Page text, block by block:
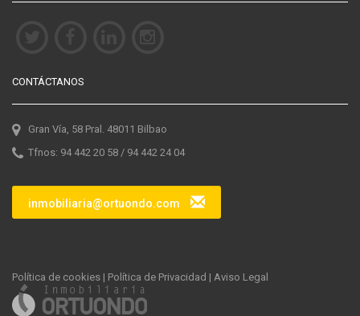
CONTÁCTANOS
Gran Vía, 58 Pral. 48011 Bilbao
Tfnos: 94 442 20 58 / 94 442 24 04
inmobiliaria@ortuondo.com
Política de cookies | Política de Privacidad | Aviso Legal